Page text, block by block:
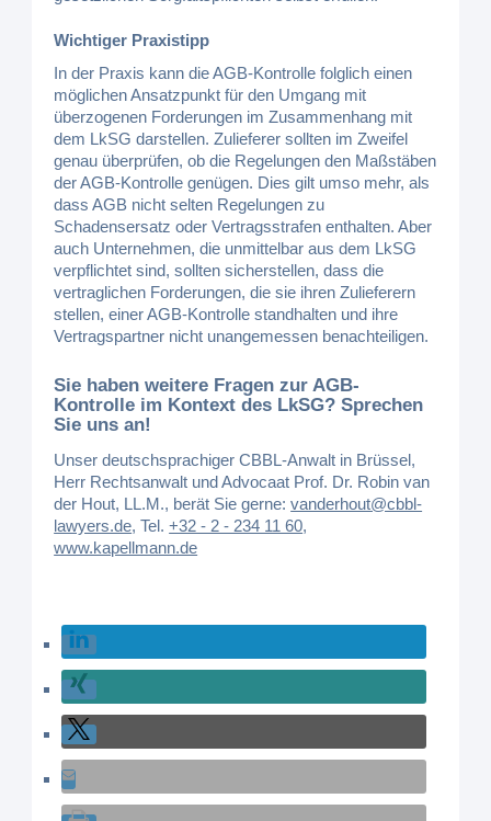
Wichtiger Praxistipp
In der Praxis kann die AGB-Kontrolle folglich einen
möglichen Ansatzpunkt für den Umgang mit
überzogenen Forderungen im Zusammenhang mit
dem LkSG darstellen. Zulieferer sollten im Zweifel
genau überprüfen, ob die Regelungen den Maßstäben
der AGB-Kontrolle genügen. Dies gilt umso mehr, als
dass AGB nicht selten Regelungen zu
Schadensersatz oder Vertragsstrafen enthalten. Aber
auch Unternehmen, die unmittelbar aus dem LkSG
verpflichtet sind, sollten sicherstellen, dass die
vertraglichen Forderungen, die sie ihren Zulieferern
stellen, einer AGB-Kontrolle standhalten und ihre
Vertragspartner nicht unangemessen benachteiligen.
Sie haben weitere Fragen zur AGB-
Kontrolle im Kontext des LkSG? Sprechen
Sie uns an!
Unser deutschsprachiger CBBL-Anwalt in Brüssel,
Herr Rechtsanwalt und Advocaat Prof. Dr. Robin van
der Hout, LL.M., berät Sie gerne:vanderhout@cbbl-
lawyers.de,Tel.+32 - 2 - 234 11 60,
www.kapellmann.de